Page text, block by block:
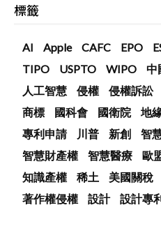
標籤
AI Apple CAFC EPO
TIPO
USPTO WIPO 中
人工智慧
侵權 侵權訴訟
商標
國科會 國衛院 地
專利申請
川普 新創 智
智慧財產權
智慧醫療 歐
知識產權
稀土 美國關稅
著作權侵權
設計 設計專